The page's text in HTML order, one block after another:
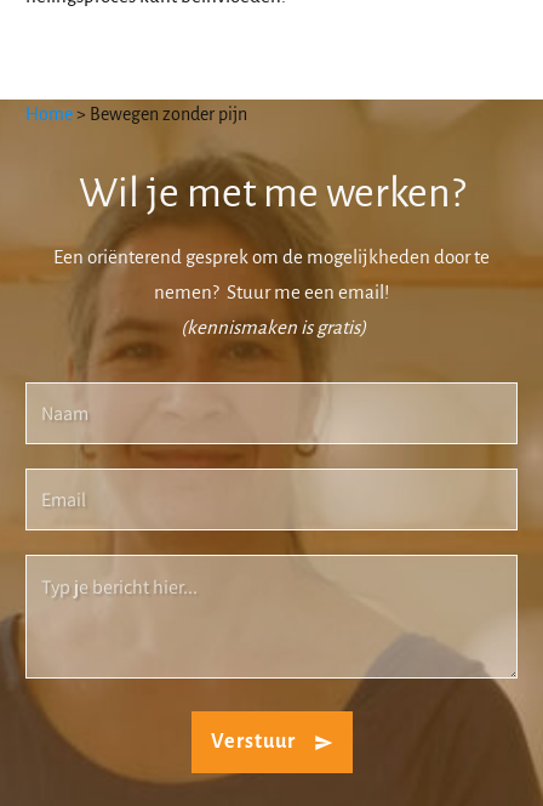
Home> Bewegen zonder pijn
Wil je met me werken?
Een oriënterend gesprek om de mogelijkheden door te
nemen? Stuur me een email!
(kennismaken is gratis)
Verstuur